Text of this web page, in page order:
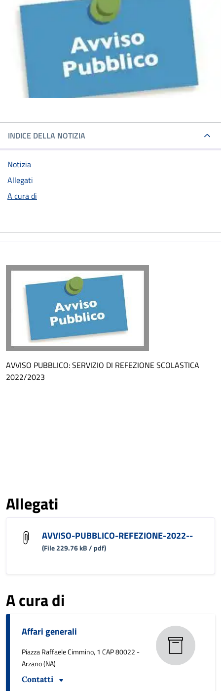
INDICE DELLA NOTIZIA
Notizia
Allegati
A cura di
AVVISO PUBBLICO: SERVIZIO DI REFEZIONE SCOLASTICA
2022/2023
Allegati
AVVISO-PUBBLICO-REFEZIONE-2022--
(File 229.76 kB / pdf)
A cura di
Affari generali
Piazza Raffaele Cimmino, 1 CAP 80022 -
Arzano (NA)
Contatti